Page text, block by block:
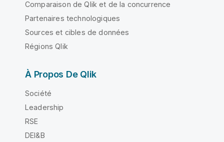
Comparaison de Qlik et de la concurrence
Partenaires technologiques
Sources et cibles de données
Régions Qlik
À Propos De Qlik
Société
Leadership
RSE
DEI&B